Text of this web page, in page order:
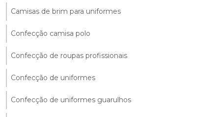
Camisas de brim para uniformes
Confecção camisa polo
Confecção de roupas profissionais
Confecção de uniformes
Confecção de uniformes guarulhos